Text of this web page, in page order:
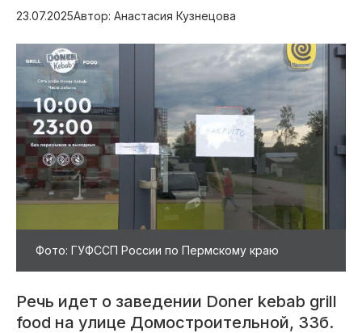
Благоустройство
23.07.2025Автор: Анастасия Кузнецова
Фото: ГУФССП России по Пермскому краю
Речь идет о заведении Doner kebab grill
food на улице Домостроительной, 33б.